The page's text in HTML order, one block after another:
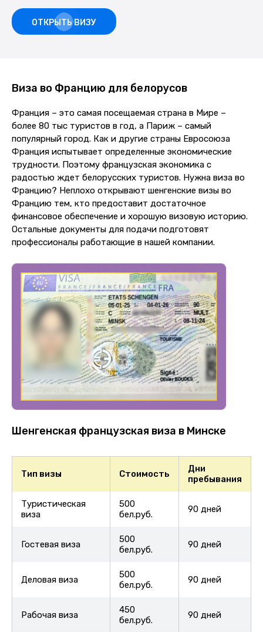
ОТКРЫТЬ ВИЗУ
Виза во Францию для белорусов
Франция – это самая посещаемая страна в Мире –
более 80 тыс туристов в год, а Париж – самый
популярный город. Как и другие страны Евросоюза
Франция испытывает определенные экономические
трудности. Поэтому французская экономика с
радостью ждет белорусских туристов. Нужна виза во
Францию? Неплохо открывают шенгенские визы во
Францию тем, кто предоставит достаточное
финансовое обеспечение и хорошую визовую историю.
Остальные документы для подачи подготовят
профессионалы работающие в нашей компании.
Шенгенская французская виза в Минске
Тип визы Стоимость
Дни
пребывания
Туристическая
виза
500
бел.руб.
90 дней
Гостевая виза
500
бел.руб.
90 дней
Деловая виза
500
бел.руб.
90 дней
Рабочая виза
450
бел.руб.
90 дней